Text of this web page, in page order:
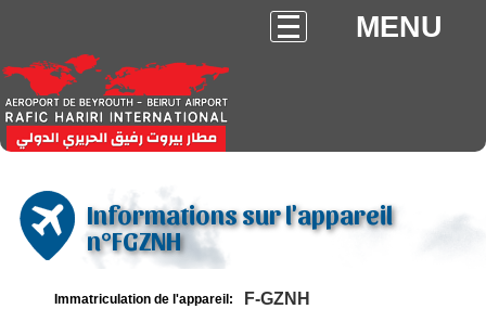
MENU
Informations sur l'appareil
n°FGZNH
Immatriculation de l'appareil: F-GZNH